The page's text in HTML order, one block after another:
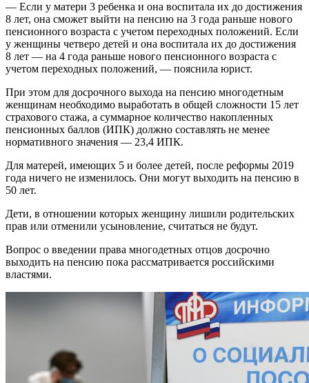
— Если у матери 3 ребенка и она воспитала их до достижения
8 лет, она сможет выйти на пенсию на 3 года раньше нового
пенсионного возраста с учетом переходных положений. Если
у женщины четверо детей и она воспитала их до достижения
8 лет — на 4 года раньше нового пенсионного возраста с
учетом переходных положений, — пояснила юрист.
При этом для досрочного выхода на пенсию многодетным
женщинам необходимо выработать в общей сложности 15 лет
страхового стажа, а суммарное количество накопленных
пенсионных баллов (ИПК) должно составлять не менее
нормативного значения — 23,4 ИПК.
Для матерей, имеющих 5 и более детей, после реформы 2019
года ничего не изменилось. Они могут выходить на пенсию в
50 лет.
Дети, в отношении которых женщину лишили родительских
прав или отменили усыновление, считаться не будут.
Вопрос о введении права многодетных отцов досрочно
выходить на пенсию пока рассматривается российскими
властями.